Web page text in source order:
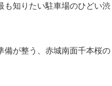
も知りたい駐車場のひどい渋
備が整う、赤城南面千本桜の